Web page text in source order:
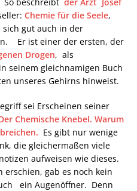
Chemie für die Seele,
gut auch in der
Er ist einer der ersten, der
Drogen, als
seinem gleichnamigen Buch
unseres Gehirns hinweist.
sei Erscheinen seiner
Chemische Knebel. Warum
Es gibt nur wenige
die gleichermaßen viele
aufweisen wie dieses.
erschien, gab es noch kein
ein Augenöffner. Denn